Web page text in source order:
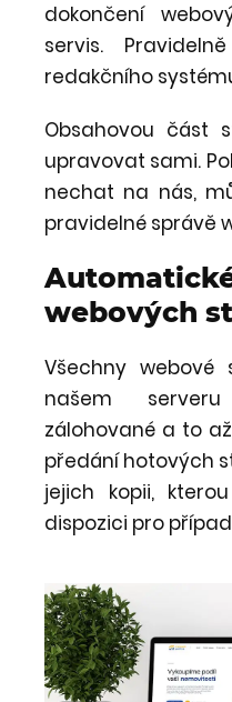
dokončení
servis.
redakčního
Obsahovou část
upravovat sami.
nechat na nás,
pravidelné správě
webových
Všechny webové
našem
zálohované a to
předání hotových
jejich kopii,
dispozici pro